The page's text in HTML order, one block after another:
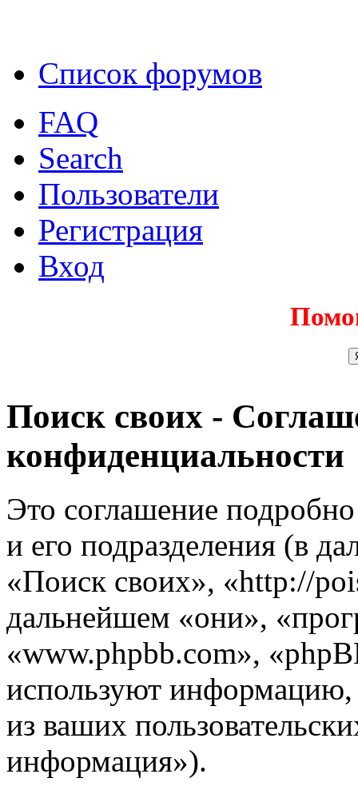
Список форумов
FAQ
Search
Пользователи
Регистрация
Вход
Поиск своих -
конфиденциальности
Это соглашение
и его подразделения (в
«Поиск своих», «http://
дальнейшем «они»,
«www.phpbb.com»,
используют
из ваших
информация»).